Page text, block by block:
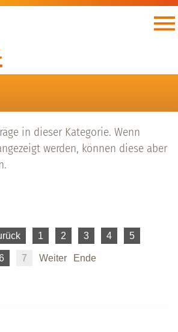
in dieser Kategorie. Wenn
werden, können diese aber
1 2 3 4 5
7 Weiter Ende